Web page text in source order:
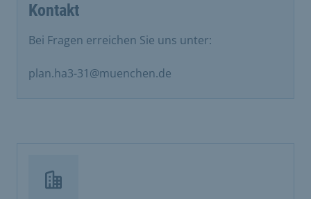
Kontakt
Bei Fragen erreichen Sie uns unter:
plan.ha3-31@muenchen.de